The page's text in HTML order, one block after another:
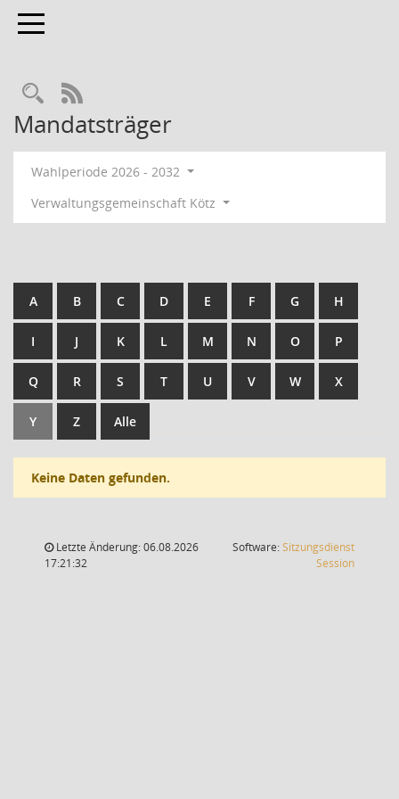
Toggle navigation
RSS-Feed
Mandatsträger
Wahlperiode 2026 - 2032
Verwaltungsgemeinschaft Kötz
A B C D E F G H
I J K L M N O P
Q R S T U V W X
Y Z Alle
Keine Daten gefunden.
Letzte Änderung: 06.08.2026
17:21:32
Software:Sitzungsdienst
Session(Wird in